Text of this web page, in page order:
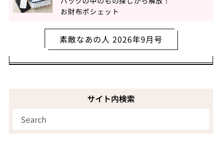
お財布ポシェット
素敵なあの人 2026年9月号
サイト内検索